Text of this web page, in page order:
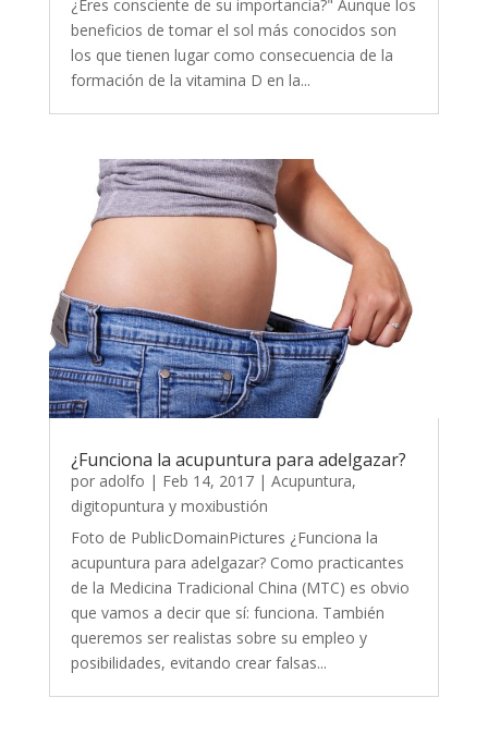
¿Eres consciente de su importancia?" Aunque los
beneficios de tomar el sol más conocidos son
los que tienen lugar como consecuencia de la
formación de la vitamina D en la...
¿Funciona la acupuntura para adelgazar?
por adolfo | Feb 14, 2017| Acupuntura,
digitopuntura y moxibustión
Foto de PublicDomainPictures ¿Funciona la
acupuntura para adelgazar? Como practicantes
de la Medicina Tradicional China (MTC) es obvio
que vamos a decir que sí: funciona. También
queremos ser realistas sobre su empleo y
posibilidades, evitando crear falsas...